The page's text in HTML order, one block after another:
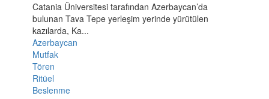
Catania Üniversitesi tarafından Azerbaycan’da
bulunan Tava Tepe yerleşim yerinde yürütülen
kazılarda, Ka...
Azerbaycan
Mutfak
Tören
Ritüel
Beslenme